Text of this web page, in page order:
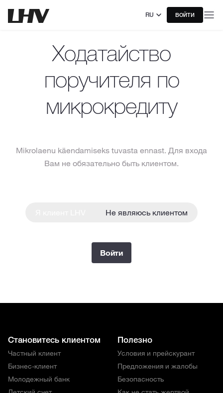
RU ВОЙТИ
Ходатайство
поручителя по
микрокредиту
Mikrolaenu käendamiseks tuvasta ennast. Для входа
Вам не обязательно быть клиентом.
Не являюсь клиентом
Войти
Становитесь клиентом
Частный клиент
Бизнес-клиент
Молодежный банк
Полезно
Условия и прейскурант
Предложения и жалобы
Безопасность